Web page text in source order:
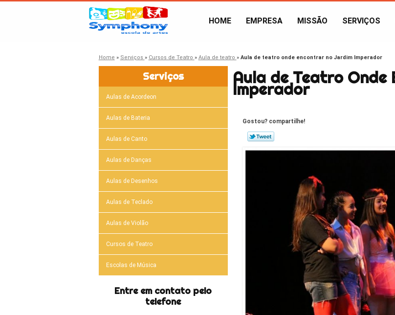
HOME EMPRESA MISSÃO SERVIÇOS
Home » Serviços » Cursos de Teatro » Aula de teatro » Aula de teatro onde encontrar no Jardim Imperador
Serviços
Aulas de Acordeon
Aulas de Bateria
Aulas de Canto
Aulas de Danças
Aulas de Desenhos
Aulas de Teclado
Aulas de Violão
Cursos de Teatro
Escolas de Música
Entre em contato pelo
telefone
Aula de Teatro
Imperador
Gostou? compartilhe!